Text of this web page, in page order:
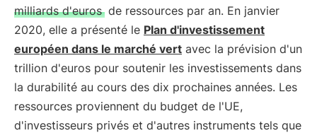
milliards d'euros de ressources par an. En janvier
2020, elle a présenté le Plan d'investissement
européen dans le marché vert avec la prévision d'un
trillion d'euros pour soutenir les investissements dans
la durabilité au cours des dix prochaines années. Les
ressources proviennent du budget de l'UE,
d'investisseurs privés et d'autres instruments tels que